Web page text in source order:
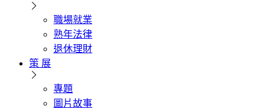
職場就業
熟年法律
退休理財
策 展
專題
圖片故事